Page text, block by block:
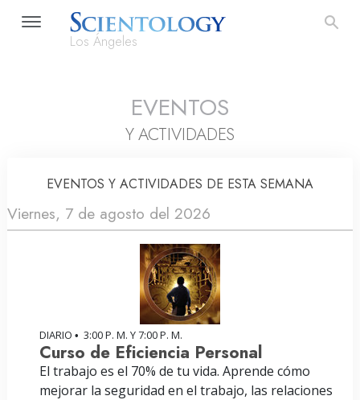
Los Ángeles
EVENTOS
Y ACTIVIDADES
EVENTOS Y ACTIVIDADES DE ESTA SEMANA
Viernes, 7 de agosto del 2026
DIARIO • 3:00 P. M. Y 7:00 P. M.
Curso de Eficiencia Personal
El trabajo es el 70% de tu vida. Aprende cómo
mejorar la seguridad en el trabajo, las relaciones